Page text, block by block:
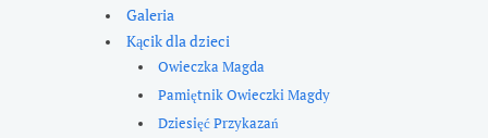
Galeria
Kącik dla dzieci
Owieczka Magda
Pamiętnik Owieczki Magdy
Dziesięć Przykazań